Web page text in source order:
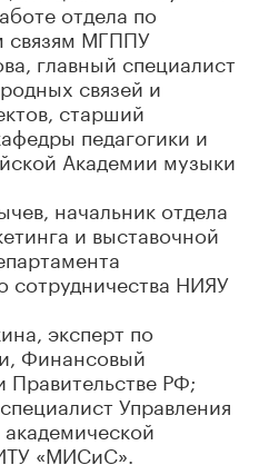
отдела по
связям МГППУ
главный специалист
связей и
старший
педагогики и
Академии музыки
начальник отдела
и выставочной
сотрудничества НИЯУ
эксперт по
Финансовый
Правительстве РФ;
Управления
«МИСиС».